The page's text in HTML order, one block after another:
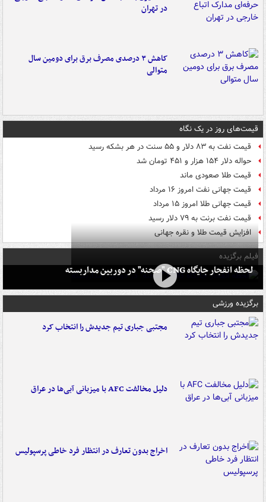
در تهران
کاهش ۳ درصدی مصرف برق برای دومین سال
متوالی
قیمت‌های روز در یک نگاه
قیمت نفت به ۸۳ دلار و ۵۵ سنت در هر بشکه رسید
حواله دلار ۱۵۴ هزار و ۴۵۱ تومان شد
قیمت طلا صعودی ماند
قیمت جهانی نفت امروز ۱۶ مرداد
قیمت جهانی طلا امروز ۱۵ مرداد
قیمت نفت برنت به ۷۹ دلار رسید
افزایش قیمت طلا و نقره جهانی
فیلم برگزیده
لحظه انفجار جایگاه CNG "صحنه" در دوربین مداربسته
برگزیده ورزشی
مجتبی جباری تیم جدیدش را انتخاب کرد
دلیل مخالفت AFC با میزبانی آبی‌ها در عراق
اخراج بدون تعارف در انتظار فرد خاطی پرسپولیس